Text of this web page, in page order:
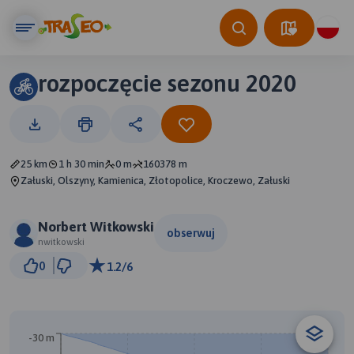
rozpoczęcie sezonu 2020
25 km 1 h 30 min 0 m
160378 m
Załuski, Olszyny, Kamienica, Złotopolice, Kroczewo, Załuski
Norbert Witkowski
nwitkowski
obserwuj
0 1.2/6
-30 m